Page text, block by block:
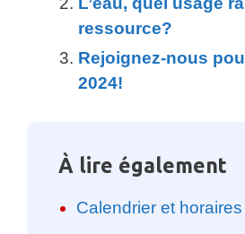
ressource?
Rejoignez-nous
2024!
À lire également
Calendrier et horaires